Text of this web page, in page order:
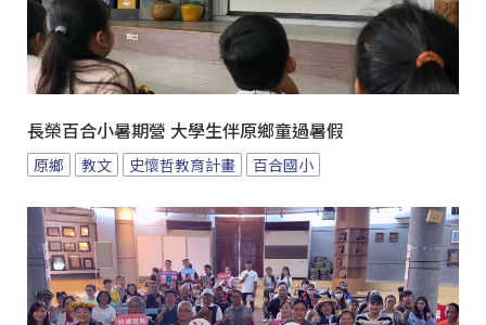
長榮百合小暑期營 大學生伴原鄉童過暑假
原鄉 教文 史懷哲教育計畫 百合國小